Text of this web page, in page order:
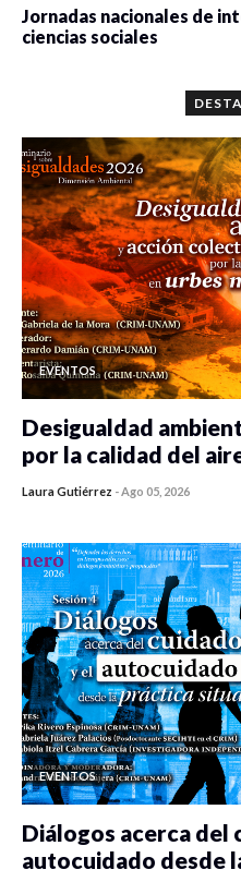
Jornadas nacionales de
ciencias sociales
EVENTOS
Desigualdad
por la calidad del
Laura Gutiérrez -Ago 05, 2026
EVENTOS
Diálogos acerca del
autocuidado desde